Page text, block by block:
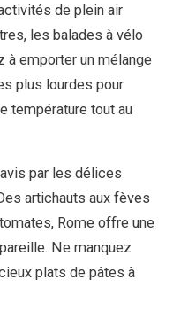
de plein air
les balades à vélo
à emporter un mélange
plus lourdes pour
température tout au
par les délices
artichauts aux fèves
Rome offre une
Ne manquez
plats de pâtes à